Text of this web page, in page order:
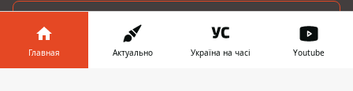
Мир
Главная Актуально Україна на часі Youtube